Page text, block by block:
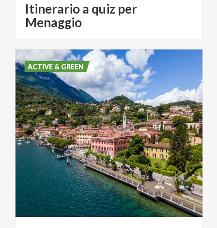
Itinerario a quiz per
Menaggio
ACTIVE & GREEN